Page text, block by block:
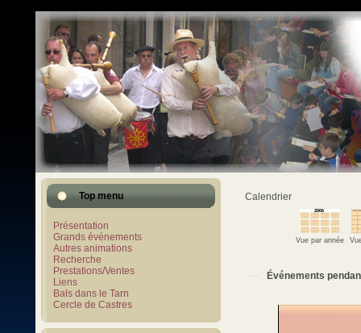
Top menu
Présentation
Grands événements
Autres animations
Recherche
Prestations/Ventes
Liens
Bals dans le Tarn
Cercle de Castres
Calendrier
Vue par année
Événements